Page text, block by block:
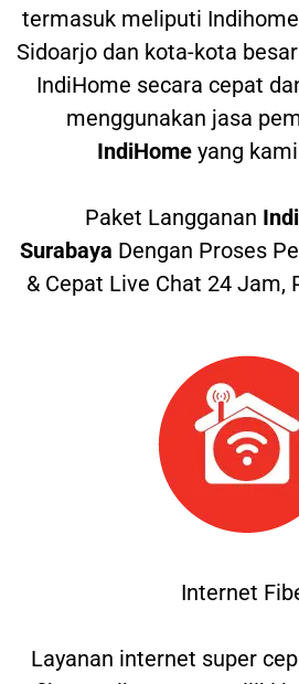
termasuk meliputi
Sidoarjo dan kota-kota
IndiHome secara cepat
menggunakan jasa
IndiHome yang
Paket Langganan
Surabaya Dengan Proses
& Cepat Live Chat 24 Jam,
Internet
Layanan internet super